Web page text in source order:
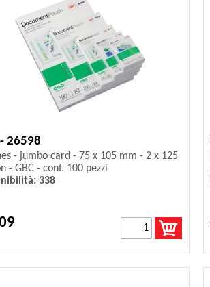
26598
- jumbo card - 75 x 105 mm - 2 x 125
- GBC - conf. 100 pezzi
338